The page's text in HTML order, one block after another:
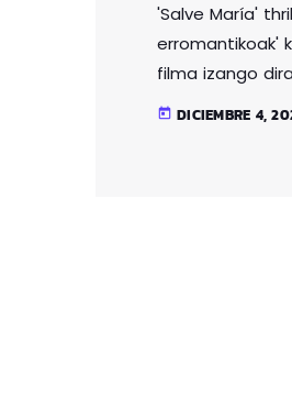
'Salve María'
erromantikoak'
filma izango
zineklubak Mar
today DICIEMBRE 4,